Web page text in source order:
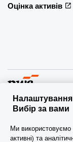
Оцінка активів
учасник/фірми-
Вибір за вами
Ми
активні) та